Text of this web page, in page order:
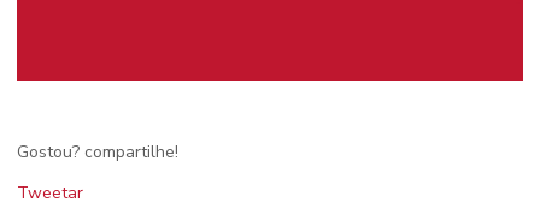
Gostou? compartilhe!
Tweetar